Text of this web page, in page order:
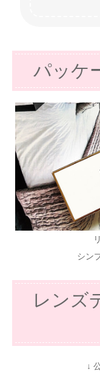
パッケ
シン
レンズ
↓